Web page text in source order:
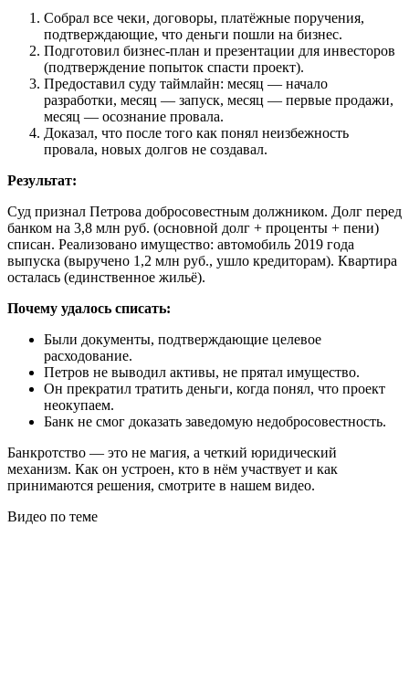
Собрал все чеки, договоры, платёжные поручения,
подтверждающие, что деньги пошли на бизнес.
Подготовил бизнес-план и презентации для инвесторов
(подтверждение попыток спасти проект).
Предоставил суду таймлайн: месяц — начало
разработки, месяц — запуск, месяц — первые продажи,
месяц — осознание провала.
Доказал, что после того как понял неизбежность
провала, новых долгов не создавал.
Результат:
Суд признал Петрова добросовестным должником. Долг перед
банком на 3,8 млн руб. (основной долг + проценты + пени)
списан. Реализовано имущество: автомобиль 2019 года
выпуска (выручено 1,2 млн руб., ушло кредиторам). Квартира
осталась (единственное жильё).
Почему удалось списать:
Были документы, подтверждающие целевое
расходование.
Петров не выводил активы, не прятал имущество.
Он прекратил тратить деньги, когда понял, что проект
неокупаем.
Банк не смог доказать заведомую недобросовестность.
Банкротство — это не магия, а четкий юридический
механизм. Как он устроен, кто в нём участвует и как
принимаются решения, смотрите в нашем видео.
Видео по теме